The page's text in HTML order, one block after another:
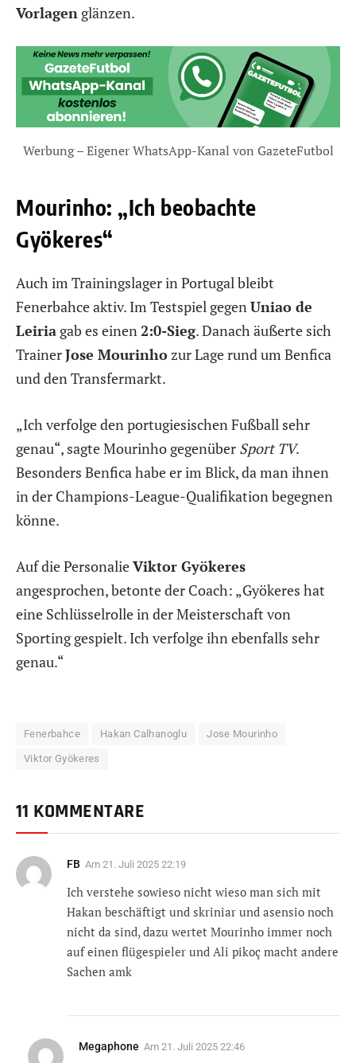
Vorlagen glänzen.
Werbung – Eigener WhatsApp-Kanal von GazeteFutbol
Mourinho: „Ich beobachte
Gyökeres“
Auch im Trainingslager in Portugal bleibt
Fenerbahce aktiv. Im Testspiel gegenUniao de
Leiria gab es einen2:0-Sieg. Danach äußerte sich
TrainerJose Mourinhozur Lage rund um Benfica
und den Transfermarkt.
„Ich verfolge den portugiesischen Fußball sehr
genau“, sagte Mourinho gegenüber Sport TV.
Besonders Benfica habe er im Blick, da man ihnen
in der Champions-League-Qualifikation begegnen
könne.
Auf die PersonalieViktor Gyökeres
angesprochen, betonte der Coach: „Gyökeres hat
eine Schlüsselrolle in der Meisterschaft von
Sporting gespielt. Ich verfolge ihn ebenfalls sehr
genau.“
Fenerbahce Hakan Calhanoglu Jose Mourinho
Viktor Gyökeres
11 KOMMENTARE
FB Am 21. Juli 2025 22:19
Ich verstehe sowieso nicht wieso man sich mit
Hakan beschäftigt und skriniar und asensio noch
nicht da sind, dazu wertet Mourinho immer noch
auf einen flügespieler und Ali pikoç macht andere
Sachen amk
Megaphone Am 21. Juli 2025 22:46